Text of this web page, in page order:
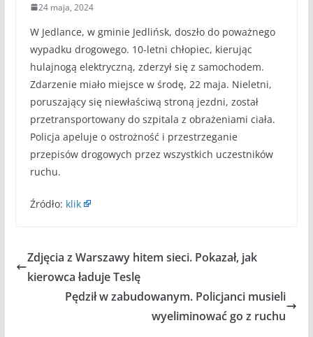
24 maja, 2024
W Jedlance, w gminie Jedlińsk, doszło do poważnego
wypadku drogowego. 10-letni chłopiec, kierując
hulajnogą elektryczną, zderzył się z samochodem.
Zdarzenie miało miejsce w środę, 22 maja. Nieletni,
poruszający się niewłaściwą stroną jezdni, został
przetransportowany do szpitala z obrażeniami ciała.
Policja apeluje o ostrożność i przestrzeganie
przepisów drogowych przez wszystkich uczestników
ruchu.
Źródło: klik
Zdjęcia z Warszawy hitem sieci. Pokazał, jak
kierowca ładuje Teslę
Pędził w zabudowanym. Policjanci musieli
wyeliminować go z ruchu